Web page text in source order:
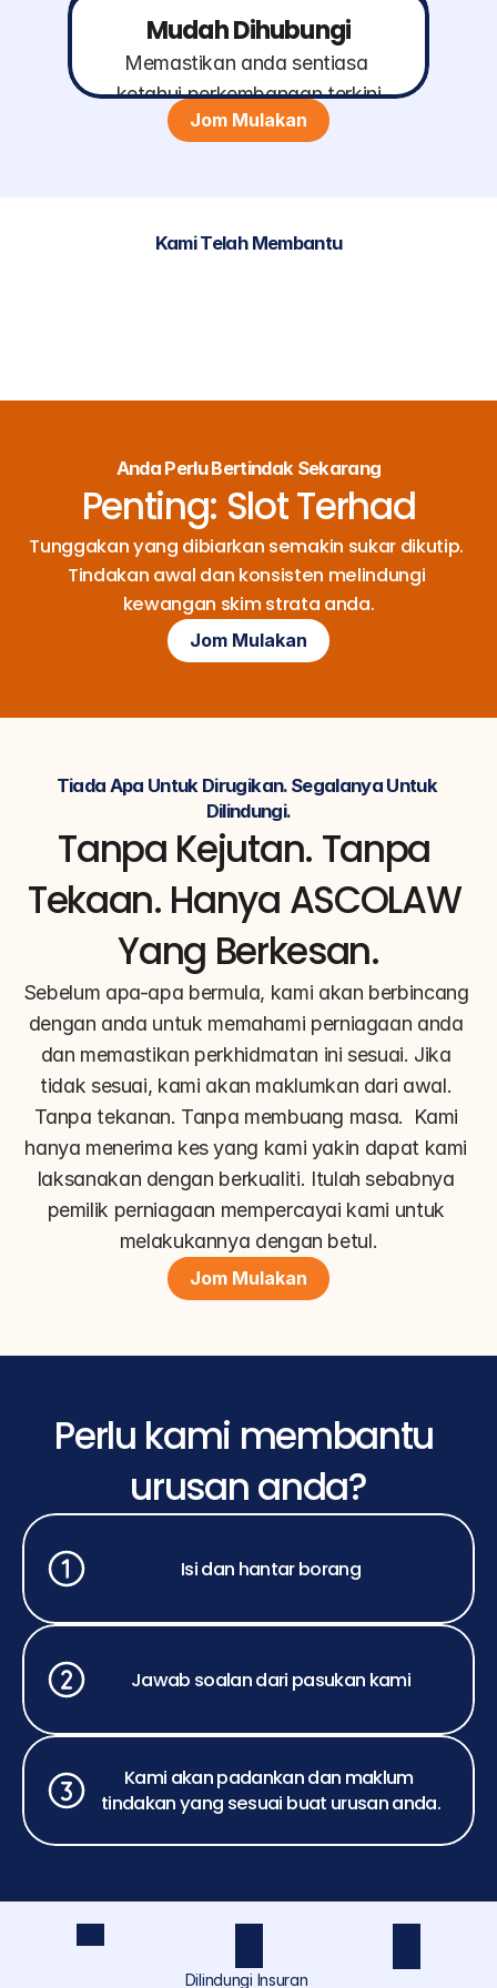
Mudah Dihubungi
Memastikan anda sentiasa
ketahui perkembangan terkini
Jom Mulakan
Kami Telah Membantu
Anda Perlu Bertindak Sekarang
Penting: Slot Terhad
Tunggakan yang dibiarkan semakin sukar dikutip.
Tindakan awal dan konsisten melindungi
kewangan skim strata anda.
Jom Mulakan
Tiada Apa Untuk Dirugikan. Segalanya Untuk
Dilindungi.
Tanpa Kejutan. Tanpa
Tekaan. Hanya ASCOLAW
Yang Berkesan.
Sebelum apa-apa bermula, kami akan berbincang
dengan anda untuk memahami perniagaan anda
dan memastikan perkhidmatan ini sesuai. Jika
tidak sesuai, kami akan maklumkan dari awal.
Tanpa tekanan. Tanpa membuang masa.  Kami
hanya menerima kes yang kami yakin dapat kami
laksanakan dengan berkualiti. Itulah sebabnya
pemilik perniagaan mempercayai kami untuk
melakukannya dengan betul.
Jom Mulakan
Perlu kami membantu
urusan anda?
Isi dan hantar borang
Jawab soalan dari pasukan kami
Kami akan padankan dan maklum
tindakan yang sesuai buat urusan anda.
Dilindungi Insuran